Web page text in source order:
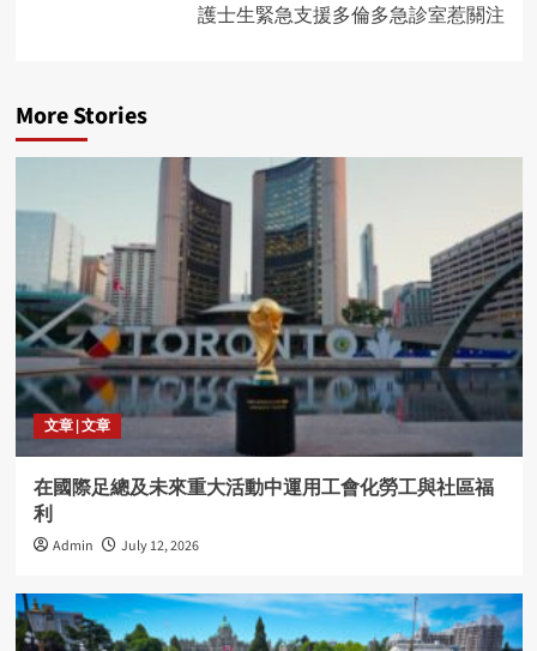
護士生緊急支援多倫多急診室惹關注
More Stories
文章 | 文章
在國際足總及未來重大活動中運用工會化勞工與社區福
利
Admin July 12, 2026